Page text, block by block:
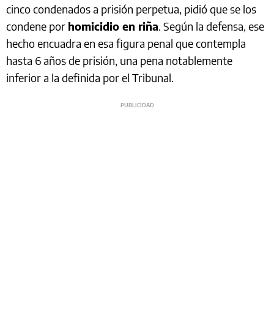
cinco condenados a prisión perpetua, pidió que se los
condene por homicidio en riña. Según la defensa, ese
hecho encuadra en esa figura penal que contempla
hasta 6 años de prisión, una pena notablemente
inferior a la definida por el Tribunal.